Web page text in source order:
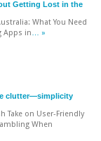
Getting Lost in the
What You Need
Apps in … »
clutter—simplicity
Take on User-Friendly
When